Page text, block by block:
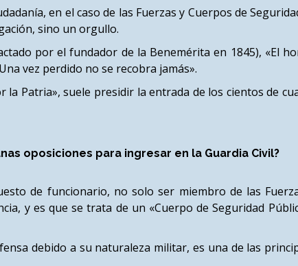
en el caso de las Fuerzas y Cuerpos de
sino un orgullo.
por el fundador de la Benemérita en 1845), «El
vez perdido no se recobra jamás».
Patria», suele presidir la entrada de los cientos de
oposiciones para ingresar en la Guardia Civil?
de funcionario, no solo ser miembro de las
y es que se trata de un «Cuerpo de Seguridad
debido a su naturaleza militar, es una de las